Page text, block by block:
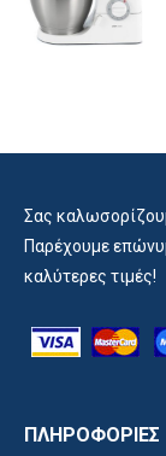
Σας
Παρέχουμε
καλύτερες τιμές!
ΠΛΗΡΟΦΟΡΙΕΣ